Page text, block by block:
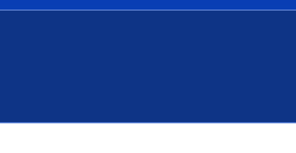
各種サービス